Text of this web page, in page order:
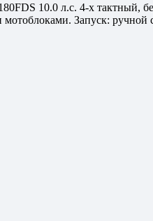
10.0 л.с. 4-х тактный,
Запуск: